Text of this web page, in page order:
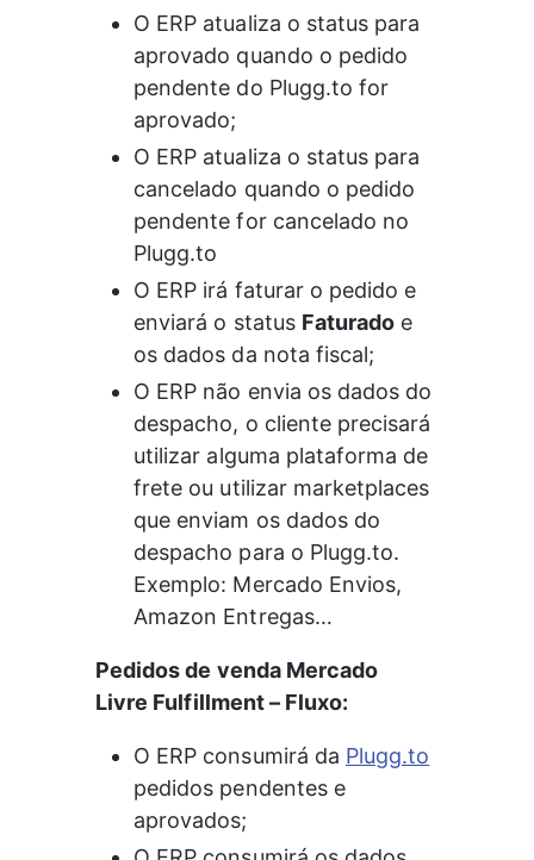
O ERP atualiza o status para
aprovado quando o pedido
pendente do Plugg.to for
aprovado;
O ERP atualiza o status para
cancelado quando o pedido
pendente for cancelado no
Plugg.to
O ERP irá faturar o pedido e
enviará o status Faturado e
os dados da nota fiscal;
O ERP não envia os dados do
despacho, o cliente precisará
utilizar alguma plataforma de
frete ou utilizar marketplaces
que enviam os dados do
despacho para o Plugg.to.
Exemplo: Mercado Envios,
Amazon Entregas…
Pedidos de venda Mercado
Livre Fulfillment – Fluxo:
O ERP consumirá da Plugg.to
pedidos pendentes e
aprovados;